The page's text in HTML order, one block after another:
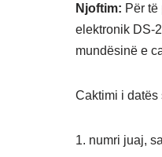
Njoftim: Për
elektronik DS-
mundësinë e
Caktimi i datës
1. numri juaj,